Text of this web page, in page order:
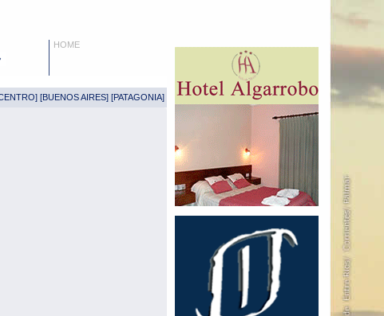
HOME
] [BUENOS AIRES] [PATAGONIA]